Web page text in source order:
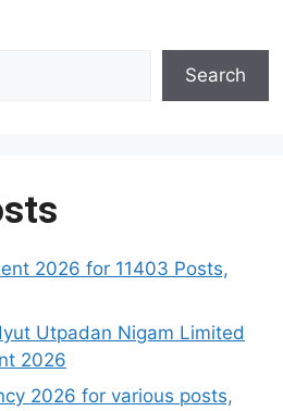
Search
2026 for 11403 Posts,
Utpadan Nigam Limited
2026
2026 for various posts,